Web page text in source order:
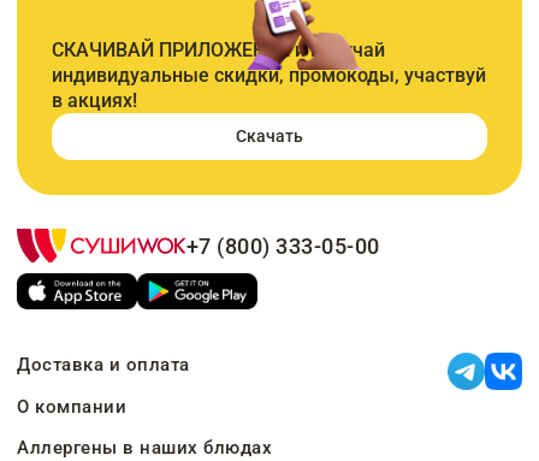
СКАЧИВАЙ ПРИЛОЖЕНИЕ и получай
индивидуальные скидки, промокоды, участвуй
в акциях!
Скачать
+7 (800) 333-05-00
Доставка и оплата
О компании
Аллергены в наших блюдах